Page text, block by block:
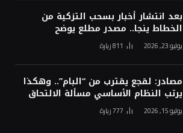
بعد انتشار أخبار بسحب التزكية من
الخطاط ينجا.. مصدر مطلع يوضح
يوليو 23, 2026 811زيارة
مصادر: لقجع يقترب من “البام”.. وهكذا
يرتب النظام الأساسي مسألة الالتحاق
يوليو 15, 2026 777زيارة